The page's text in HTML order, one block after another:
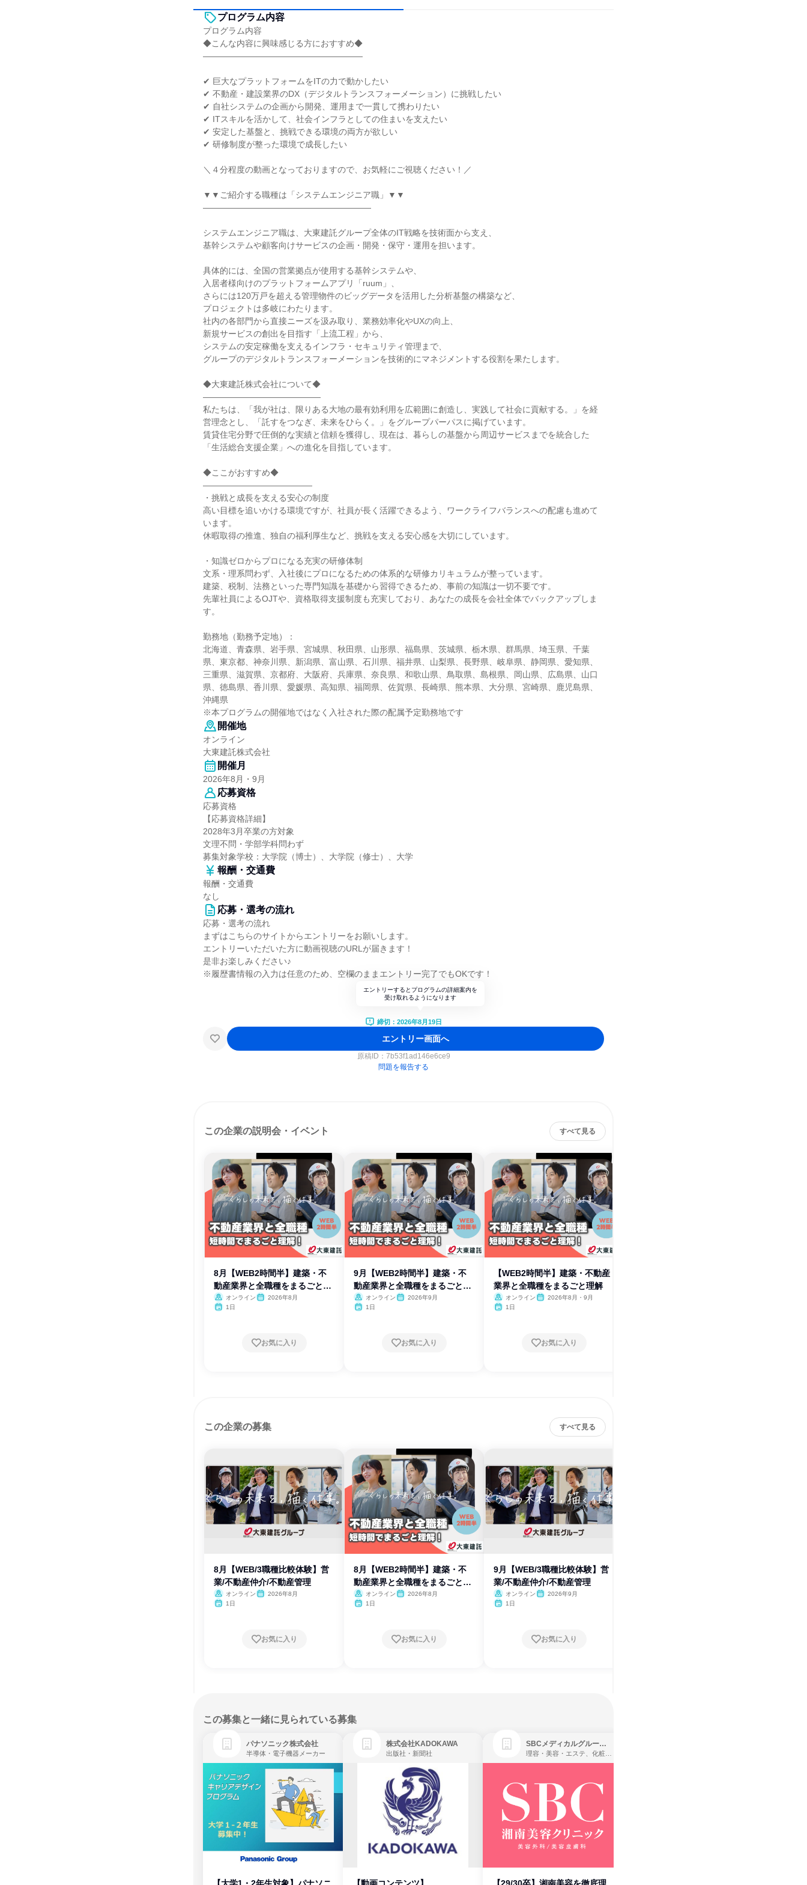
プログラム内容
プログラム内容
◆こんな内容に興味感じる方におすすめ◆
―――――――――――――――――――
✔ 巨大なプラットフォームをITの力で動かしたい
✔ 不動産・建設業界のDX（デジタルトランスフォーメーション）に挑戦したい
✔ 自社システムの企画から開発、運用まで一貫して携わりたい
✔ ITスキルを活かして、社会インフラとしての住まいを支えたい
✔ 安定した基盤と、挑戦できる環境の両方が欲しい
✔ 研修制度が整った環境で成長したい
＼４分程度の動画となっておりますので、お気軽にご視聴ください！／
▼▼ご紹介する職種は「システムエンジニア職」▼▼
――――――――――――――――――――
システムエンジニア職は、大東建託グループ全体のIT戦略を技術面から支え、
基幹システムや顧客向けサービスの企画・開発・保守・運用を担います。
具体的には、全国の営業拠点が使用する基幹システムや、
入居者様向けのプラットフォームアプリ「ruum」、
さらには120万戸を超える管理物件のビッグデータを活用した分析基盤の構築など、
プロジェクトは多岐にわたります。
社内の各部門から直接ニーズを汲み取り、業務効率化やUXの向上、
新規サービスの創出を目指す「上流工程」から、
システムの安定稼働を支えるインフラ・セキュリティ管理まで、
グループのデジタルトランスフォーメーションを技術的にマネジメントする役割を果たします。
◆大東建託株式会社について◆
――――――――――――――
私たちは、「我が社は、限りある大地の最有効利用を広範囲に創造し、実践して社会に貢献する。」を経
営理念とし、「託すをつなぎ、未来をひらく。」をグループパーパスに掲げています。
賃貸住宅分野で圧倒的な実績と信頼を獲得し、現在は、暮らしの基盤から周辺サービスまでを統合した
「生活総合支援企業」への進化を目指しています。
◆ここがおすすめ◆
―――――――――――――
・挑戦と成長を支える安心の制度
高い目標を追いかける環境ですが、社員が長く活躍できるよう、ワークライフバランスへの配慮も進めて
います。
休暇取得の推進、独自の福利厚生など、挑戦を支える安心感を大切にしています。
・知識ゼロからプロになる充実の研修体制
文系・理系問わず、入社後にプロになるための体系的な研修カリキュラムが整っています。
建築、税制、法務といった専門知識を基礎から習得できるため、事前の知識は一切不要です。
先輩社員によるOJTや、資格取得支援制度も充実しており、あなたの成長を会社全体でバックアップしま
す。
勤務地（勤務予定地）：
北海道、青森県、岩手県、宮城県、秋田県、山形県、福島県、茨城県、栃木県、群馬県、埼玉県、千葉
県、東京都、神奈川県、新潟県、富山県、石川県、福井県、山梨県、長野県、岐阜県、静岡県、愛知県、
三重県、滋賀県、京都府、大阪府、兵庫県、奈良県、和歌山県、鳥取県、島根県、岡山県、広島県、山口
県、徳島県、香川県、愛媛県、高知県、福岡県、佐賀県、長崎県、熊本県、大分県、宮崎県、鹿児島県、
沖縄県
※本プログラムの開催地ではなく入社された際の配属予定勤務地です
開催地
オンライン
大東建託株式会社
開催月
2026年8月・9月
応募資格
応募資格
【応募資格詳細】
2028年3月卒業の方対象
文理不問・学部学科問わず
募集対象学校：大学院（博士）、大学院（修士）、大学
報酬・交通費
報酬・交通費
なし
応募・選考の流れ
応募・選考の流れ
まずはこちらのサイトからエントリーをお願いします。
エントリーいただいた方に動画視聴のURLが届きます！
是非お楽しみください♪
※履歴書情報の入力は任意のため、空欄のままエントリー完了でもOKです！
エントリーするとプログラムの詳細案内を
受け取れるようになります
締切：2026年8月19日
エントリー画面へ
原稿ID： 7b53f1ad146e6ce9
問題を報告する
この企業の説明会・イベント すべて見る
8月【WEB2時間半】建築・不
動産業界と全職種をまるごと理
解
オンライン
2026年8月
1日
お気に入り
9月【WEB2時間半】建築・不
動産業界と全職種をまるごと理
解
オンライン
2026年9月
1日
お気に入り
【WEB2時間半】建築・不動産
業界と全職種をまるごと理解
オンライン
2026年8月・9月
1日
お気に入り
この企業の募集 すべて見る
8月【WEB/3職種比較体験】営
業/不動産仲介/不動産管理
オンライン
2026年8月
1日
お気に入り
8月【WEB2時間半】建築・不
動産業界と全職種をまるごと理
解
オンライン
2026年8月
1日
お気に入り
9月【WEB/3職種比較体験】営
業/不動産仲介/不動産管理
オンライン
2026年9月
1日
お気に入り
この募集と一緒に見られている募集
パナソニック株式会社
半導体・電子機器メーカー
株式会社KADOKAWA
出版社・新聞社
SBCメディカルグループ株式会社